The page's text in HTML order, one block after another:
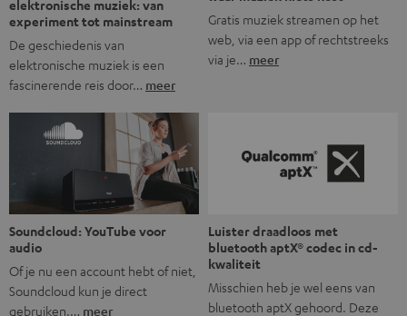
elektronische muziek: van
experiment tot mainstream
De geschiedenis van
elektronische muziek is een
fascinerende reis door… meer
Gratis muziek streamen op het
web, via een app of rechtstreeks
via je… meer
Soundcloud: YouTube voor
audio
Of je nu een account hebt of niet,
Soundcloud kun je direct
gebruiken.… meer
Luister draadloos met
bluetooth aptX® codec in cd-
kwaliteit
Misschien heb je wel eens van
bluetooth aptX gehoord. Deze